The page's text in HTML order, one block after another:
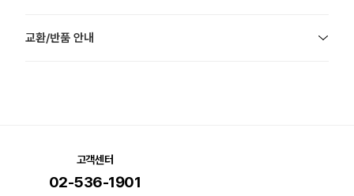
교환/반품 안내
고객센터
02-536-1901